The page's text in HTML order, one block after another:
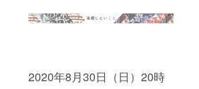
2020年8月30日（日）20時